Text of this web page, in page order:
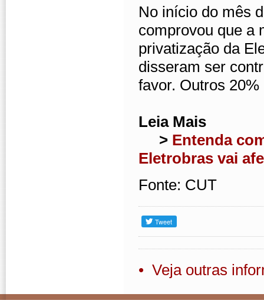
No início do mês
comprovou que a
privatização da
disseram ser
favor. Outros
Leia Mais
> Entenda
Eletrobras vai
Fonte: CUT
• Veja outras